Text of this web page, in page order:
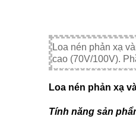
Loa nén phản xạ
cao (70V/100V).
Loa nén phản xạ
Tính năng sản